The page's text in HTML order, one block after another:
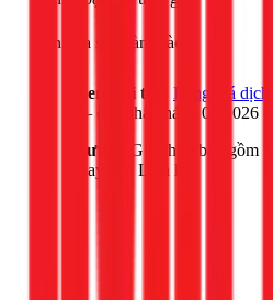
Sơn cửa sắt, hàng rào
Xem chi tiết:
Bảng giá dịch
— cập nhật tháng 03/2026
Lưu ý:
Giá chưa bao gồm
thay thế. Liên hệ